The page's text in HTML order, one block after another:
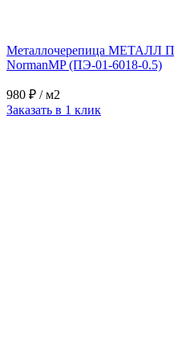
Металлочерепица МЕТАЛЛ
NormanMP (ПЭ-01-6018-0.5)
980 ₽ / м2
Заказать в 1 клик